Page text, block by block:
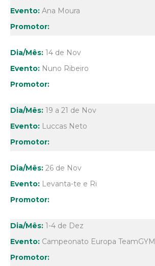
Ana Moura
14 de Nov
Nuno Ribeiro
19 a 21 de Nov
Luccas Neto
26 de Nov
Levanta-te e Ri
1-4 de Dez
Campeonato Europa TeamGYM